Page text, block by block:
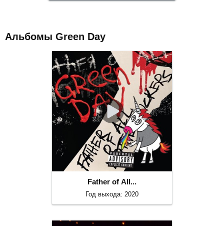
Альбомы Green Day
Father of All...
Год выхода: 2020